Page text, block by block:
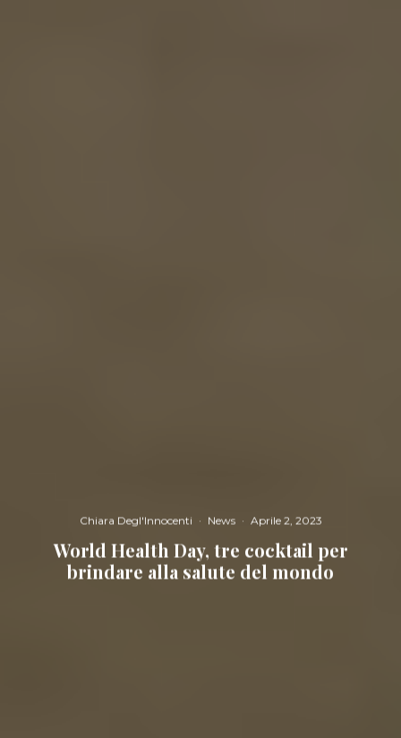
Chiara Degl'Innocenti · News · Aprile 2, 2023
World Health Day, tre cocktail per
brindare alla salute del mondo